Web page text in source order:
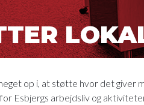
op i, at støtte hvor det giver
Esbjergs arbejdsliv og